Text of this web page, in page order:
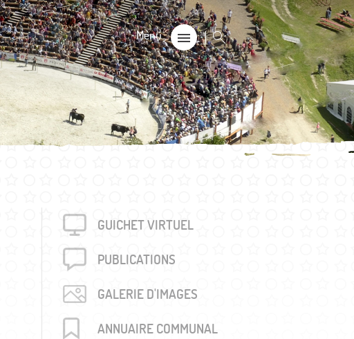
VIE LOCALE
Objets trouvés
Carte jounalière dégriffée commune
Sociétés locales
GUICHET VIRTUEL
PUBLICA­TIONS
GALERIE D'IMAGES
ANNUAIRE COMMUNAL